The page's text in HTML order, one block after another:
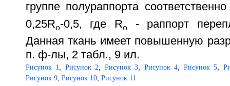
группе полураппорта
0,25Ro-0,5, где Ro - раппорт
Данная ткань имеет повышенную
п. ф-лы, 2 табл., 9 ил.
Рисунок 1 Рисунок 2 Рисунок 3 Рисунок 4 Рисунок 5
Рисунок 9, Рисунок 10, Рисунок 11